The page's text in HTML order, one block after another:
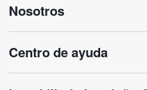
Nosotros
Centro de ayuda